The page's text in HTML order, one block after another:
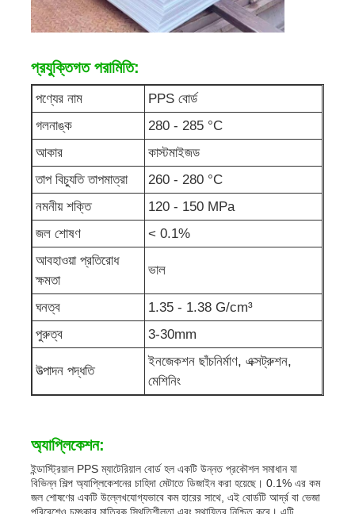
প্রযুক্তিগত পরামিতি:
পণ্যের নাম
PPS বোর্ড
গলনাঙ্ক
280 - 285 °C
আকার
কাস্টমাইজড
তাপ বিচ্যুতি তাপমাত্রা
260 - 280 °C
নমনীয় শক্তি
120 - 150 MPa
জল শোষণ
< 0.1%
আবহাওয়া প্রতিরোধ
ক্ষমতা
ভাল
ঘনত্ব
1.35 - 1.38 G/cm³
পুরুত্ব
3-30mm
উত্পাদন পদ্ধতি
ইনজেকশন ছাঁচনির্মাণ, এক্সট্রুশন,
মেশিনিং
অ্যাপ্লিকেশন:
ইন্ডাস্ট্রিয়াল PPS ম্যাটেরিয়াল বোর্ড হল একটি উন্নত প্রকৌশল সমাধান যা
বিভিন্ন শিল্প অ্যাপ্লিকেশনের চাহিদা মেটাতে ডিজাইন করা হয়েছে। 0.1% এর কম
জল শোষণের একটি উল্লেখযোগ্যভাবে কম হারের সাথে, এই বোর্ডটি আর্দ্র বা ভেজা
পরিবেশেও চমৎকার মাত্রিক স্থিতিশীলতা এবং স্থায়িত্ব নিশ্চিত করে। এটি